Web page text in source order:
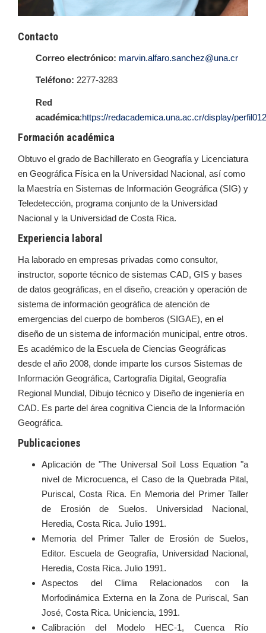
Contacto
Correo electrónico: marvin.alfaro.sanchez@una.cr
Teléfono: 2277-3283
Red
académica:https://redacademica.una.ac.cr/display/
Formación académica
Obtuvo el grado de Bachillerato en Geografía y Licenciatura
en Geográfica Física en la Universidad Nacional, así como
la Maestría en Sistemas de Información Geográfica (SIG) y
Teledetección, programa conjunto de la Universidad
Nacional y la Universidad de Costa Rica.
Experiencia laboral
Ha laborado en empresas privadas como consultor,
instructor, soporte técnico de sistemas CAD, GIS y bases
de datos geográficas, en el diseño, creación y operación de
sistema de información geográfica de atención de
emergencias del cuerpo de bomberos (SIGAE), en el
diseño de un sistema de información municipal, entre otros.
Es académico de la Escuela de Ciencias Geográficas
desde el año 2008, donde imparte los cursos Sistemas de
Información Geográfica, Cartografía Digital, Geografía
Regional Mundial, Dibujo técnico y Diseño de ingeniería en
CAD. Es parte del área cognitiva Ciencia de la Información
Geográfica.
Publicaciones
Aplicación de "The Universal Soil Loss Equation "a
nivel de Microcuenca, el Caso de la Quebrada Pital,
Puriscal, Costa Rica. En Memoria del Primer Taller
de Erosión de Suelos. Universidad Nacional,
Heredia, Costa Rica. Julio 1991.
Memoria del Primer Taller de Erosión de Suelos,
Editor. Escuela de Geografía, Universidad Nacional,
Heredia, Costa Rica. Julio 1991.
Aspectos del Clima Relacionados con la
Morfodinámica Externa en la Zona de Puriscal, San
José, Costa Rica. Uniciencia, 1991.
Calibración del Modelo HEC-1, Cuenca Río